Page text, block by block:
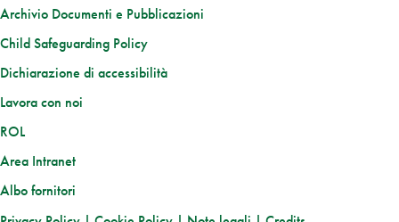
Archivio Documenti e Pubblicazioni
Child Safeguarding Policy
Dichiarazione di accessibilità
Lavora con noi
ROL
Area Intranet
Albo fornitori